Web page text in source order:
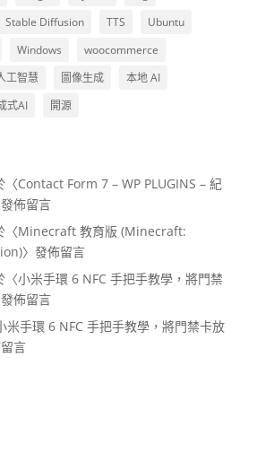
Stable Diffusion TTS
Ubuntu
Windows
woocommerce
工智慧 圖像生成
本地 AI
式AI 開源
〈Contact Form 7 – WP PLUGINS – 紀
佈留言
〈Minecraft 教育版 (Minecraft:
〉發佈留言
〈小米手環 6 NFC 手把手教學，將門禁
佈留言
米手環 6 NFC 手把手教學，將門禁卡放
言